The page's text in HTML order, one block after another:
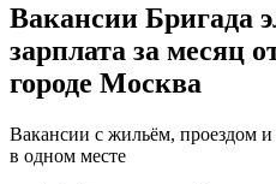
Вакансии Бригада
зарплата за месяц
городе Москва
Вакансии с жильём, проездом
в одном месте